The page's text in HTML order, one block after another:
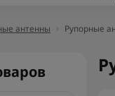
антенны Рупорные